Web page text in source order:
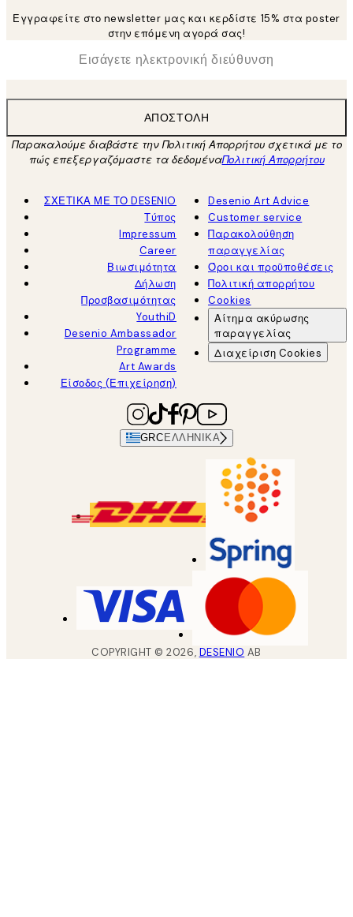
Εγγραφείτε στο newsletter μας και κερδίστε 15% στα poster
στην επόμενη αγορά σας!
Ηλεκτρονική Διεύθυνση
ΑΠΟΣΤΟΛΉ
Παρακαλούμε διαβάστε την Πολιτική Απορρήτου σχετικά με το
πώς επεξεργαζόμαστε τα δεδομέναΠολιτική Απορρήτου
ΣΧΕΤΙΚΑ ΜΕ ΤΟ DESENIO
Τύπος
Impressum
Career
Βιωσιμότητα
Δήλωση
Προσβασιμότητας
YouthiD
Desenio Ambassador
Programme
Art Awards
Είσοδος (Επιχείρηση)
Desenio Art Advice
Customer service
Παρακολούθηση
παραγγελίας
Όροι και προϋποθέσεις
Πολιτική απορρήτου
Cookies
Αίτημα ακύρωσης
παραγγελίας
Διαχείριση Cookies
GRC ΕΛΛΗΝΙΚΆ
COPYRIGHT ©2026, DESENIO AB